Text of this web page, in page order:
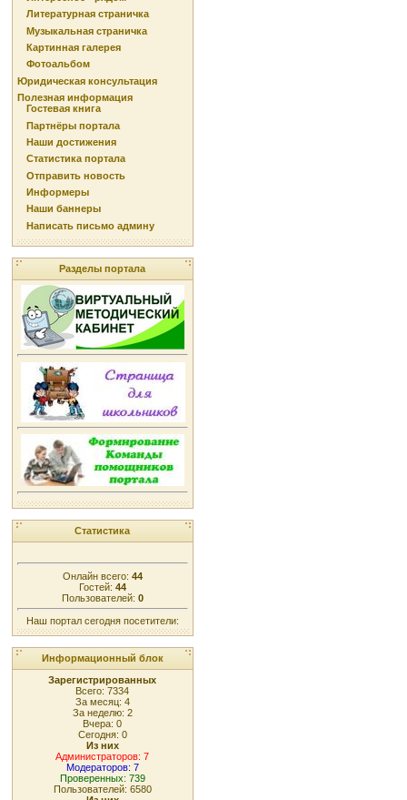
Литературная страничка
Музыкальная страничка
Картинная галерея
Фотоальбом
Юридическая консультация
Полезная информация
Гостевая книга
Партнёры портала
Наши достижения
Статистика портала
Отправить новость
Информеры
Наши баннеры
Написать письмо админу
Разделы портала
Статистика
Онлайн всего: 44
Гостей: 44
Пользователей: 0
Наш портал сегодня посетители:
Информационный блок
Зарегистрированных
Всего: 7334
За месяц: 4
За неделю: 2
Вчера: 0
Сегодня: 0
Из них
Администраторов: 7
Модераторов: 7
Проверенных: 739
Пользователей: 6580